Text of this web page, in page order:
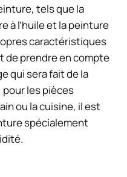
tels que la
à l’huile et la peinture
caractéristiques
de prendre en compte
qui sera fait de la
les pièces
ou la cuisine, il est
spécialement